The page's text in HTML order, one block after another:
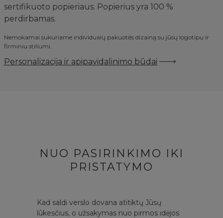
sertifikuoto popieriaus. Popierius yra 100 %
perdirbamas.
Nemokamai sukuriame individualų pakuotės dizainą su jūsų logotipu ir
firminiu stiliumi.
Personalizacija ir apipavidalinimo būdai
NUO PASIRINKIMO IKI
PRISTATYMO
Kad saldi verslo dovana atitiktų Jūsų
lūkesčius, o užsakymas nuo pirmos idėjos